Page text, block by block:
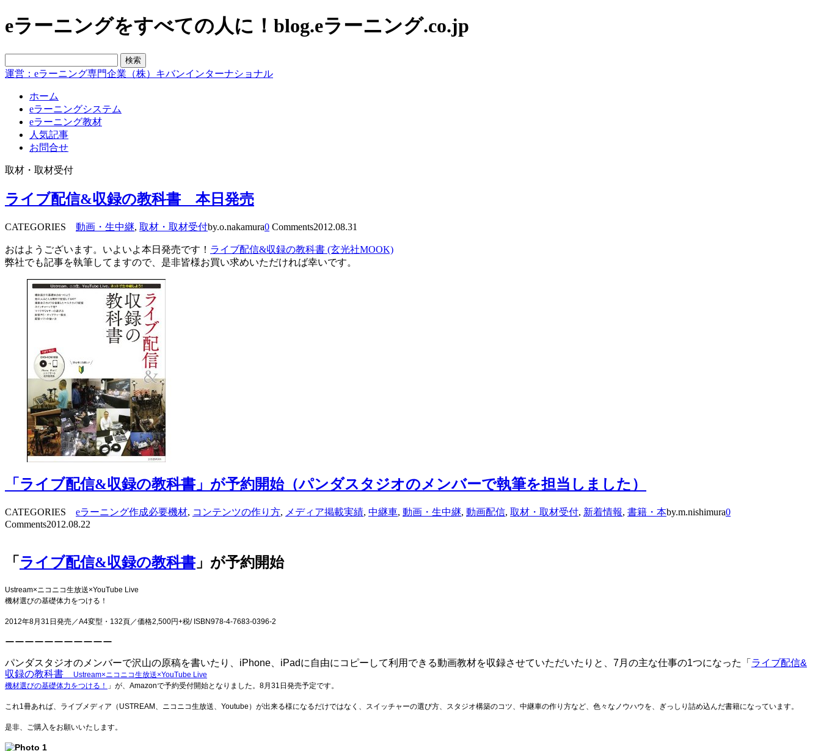
eラーニングをすべての人に！blog.eラーニング.co.jp
運営：eラーニング専門企業（株）キバンインターナショナル
ホーム
eラーニングシステム
eラーニング教材
人気記事
お問合せ
取材・取材受付
ライブ配信&収録の教科書 本日発売
CATEGORIES 動画・生中継, 取材・取材受付by.o.nakamura0 Comments2012.08.31
おはようございます。いよいよ本日発売です！ ライブ配信&収録の教科書 (玄光社MOOK)
弊社でも記事を執筆してますので、是非皆様お買い求めいただければ幸いです。
「ライブ配信&収録の教科書」が予約開始（パンダスタジオのメンバーで執筆を担当しました）
CATEGORIES eラーニング作成必要機材, コンテンツの作り方, メディア掲載実績, 中継車, 動画・生中継, 動画配信, 取材・取材受付, 新着情報, 書籍・本by.m.nishimura0
Comments2012.08.22
「 ライブ配信&収録の教科書 」が予約開始
Ustream×ニコニコ生放送×YouTube Live
機材選びの基礎体力をつける！
2012年8月31日発売／A4変型・132頁／価格2,500円+税/ ISBN978-4-7683-0396-2
ーーーーーーーーーーー
パンダスタジオのメンバーで沢山の原稿を書いたり、iPhone、iPadに自由にコピーして利用できる動画教材を収録させていただいたりと、7月の主な仕事の1つになった「 ライブ配信&
収録の教科書
Ustream×ニコニコ生放送×YouTube Live
機材選びの基礎体力をつける！
」が、Amazonで予約受付開始となりました。8月31日発売予定です。
これ1冊あれば、ライブメディア（USTREAM、ニコニコ生放送、Youtube）が出来る様になるだけではなく、スイッチャーの選び方、スタジオ構築のコツ、中継車の作り方など、色々なノウハウを、ぎっしり詰め込んだ書籍になっています。
是非、ご購入をお願いいたします。